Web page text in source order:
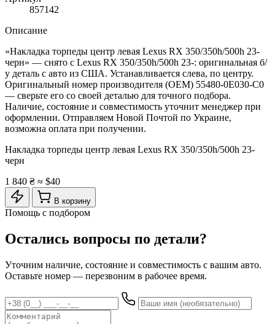
857142
Описание
«Накладка торпеды центр левая Lexus RX 350/350h/500h 23-
черн» — снято с Lexus RX 350/350h/500h 23-: оригинальная б/
у деталь с авто из США. Устанавливается слева, по центру.
Оригинальный номер производителя (OEM) 55480-0E030-C0
— сверьте его со своей деталью для точного подбора.
Наличие, состояние и совместимость уточнит менеджер при
оформлении. Отправляем Новой Почтой по Украине,
возможна оплата при получении.
Накладка торпеды центр левая Lexus RX 350/350h/500h 23-
черн
1 840 ₴ ≈ $40
В корзину
Помощь с подбором
Остались вопросы по детали?
Уточним наличие, состояние и совместимость с вашим авто.
Оставьте номер — перезвоним в рабочее время.